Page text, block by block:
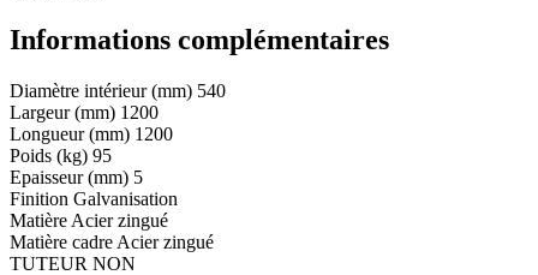
Informations complémentaires
Diamètre intérieur (mm) 540
Largeur (mm) 1200
Longueur (mm) 1200
Poids (kg) 95
Epaisseur (mm) 5
Finition Galvanisation
Matière Acier zingué
Matière cadre Acier zingué
TUTEUR NON